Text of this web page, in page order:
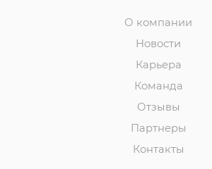
О компании
Новости
Карьера
Команда
Отзывы
Партнеры
Контакты